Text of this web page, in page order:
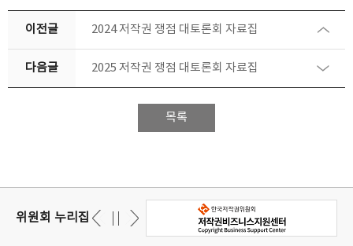
이전글 2024 저작권 쟁점 대토론회 자료집
다음글 2025 저작권 쟁점 대토론회 자료집
목록
위원회 누리집